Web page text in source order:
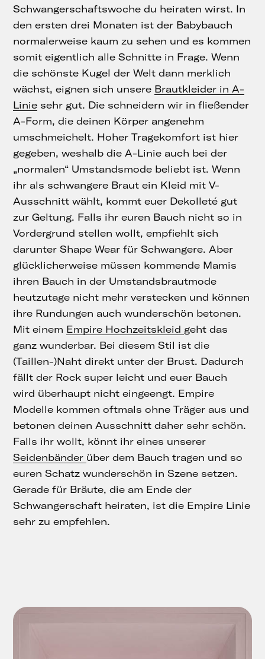
Schwangerschaftswoche du heiraten wirst. In
den ersten drei Monaten ist der Babybauch
normalerweise kaum zu sehen und es kommen
somit eigentlich alle Schnitte in Frage. Wenn
die schönste Kugel der Welt dann merklich
wächst, eignen sich unsere Brautkleider in A-
Linie sehr gut. Die schneidern wir in fließender
A-Form, die deinen Körper angenehm
umschmeichelt. Hoher Tragekomfort ist hier
gegeben, weshalb die A-Linie auch bei der
„normalen“ Umstandsmode beliebt ist. Wenn
ihr als schwangere Braut ein Kleid mit V-
Ausschnitt wählt, kommt euer Dekolleté gut
zur Geltung. Falls ihr euren Bauch nicht so in
Vordergrund stellen wollt, empfiehlt sich
darunter Shape Wear für Schwangere. Aber
glücklicherweise müssen kommende Mamis
ihren Bauch in der Umstandsbrautmode
heutzutage nicht mehr verstecken und können
ihre Rundungen auch wunderschön betonen.
Mit einem Empire Hochzeitskleid geht das
ganz wunderbar. Bei diesem Stil ist die
(Taillen-)Naht direkt unter der Brust. Dadurch
fällt der Rock super leicht und euer Bauch
wird überhaupt nicht eingeengt. Empire
Modelle kommen oftmals ohne Träger aus und
betonen deinen Ausschnitt daher sehr schön.
Falls ihr wollt, könnt ihr eines unserer
Seidenbänder über dem Bauch tragen und so
euren Schatz wunderschön in Szene setzen.
Gerade für Bräute, die am Ende der
Schwangerschaft heiraten, ist die Empire Linie
sehr zu empfehlen.